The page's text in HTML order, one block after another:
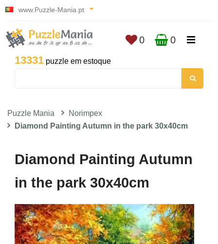
www.Puzzle-Mania.pt
13331 puzzle em estoque
0 0
Puzzle Mania
Norimpex
Diamond Painting Autumn in the park 30x40cm
Diamond Painting Autumn
in the park 30x40cm